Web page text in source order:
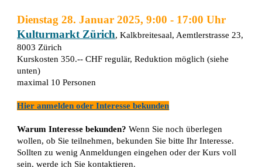
Dienstag 28. Januar 2025, 9:00 - 17:00 Uhr
Kulturmarkt Zürich, Kalkbreitesaal, Aemtlerstrasse 23,
8003 Zürich
Kurskosten 350.-- CHF regulär, Reduktionmöglich (siehe
unten)
maximal 10 Personen
Hieranmelden oder Interesse bekunden
Warum Interesse bekunden? Wenn Sienoch überlegen
wollen, ob Sie teilnehmen, bekunden Sie bitte Ihr Interesse.
Sollten zu wenig Anmeldungen eingehen oder der Kurs voll
sein, werde ich Sie kontaktieren.